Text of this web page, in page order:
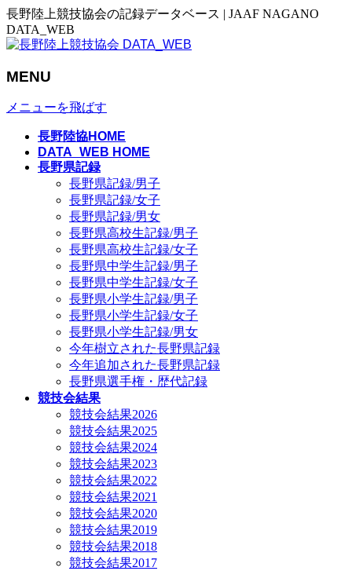
長野陸上競技協会の記録データベース | JAAF NAGANO
DATA_WEB
MENU
メニューを飛ばす
長野陸協HOME
DATA_WEB HOME
長野県記録
長野県記録/男子
長野県記録/女子
長野県記録/男女
長野県高校生記録/男子
長野県高校生記録/女子
長野県中学生記録/男子
長野県中学生記録/女子
長野県小学生記録/男子
長野県小学生記録/女子
長野県小学生記録/男女
今年樹立された長野県記録
今年追加された長野県記録
長野県選手権・歴代記録
競技会結果
競技会結果2026
競技会結果2025
競技会結果2024
競技会結果2023
競技会結果2022
競技会結果2021
競技会結果2020
競技会結果2019
競技会結果2018
競技会結果2017